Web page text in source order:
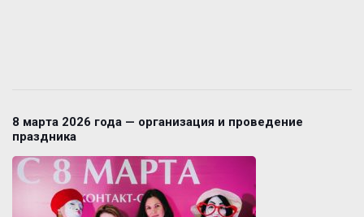
8 марта 2026 года — организация и проведение
праздника